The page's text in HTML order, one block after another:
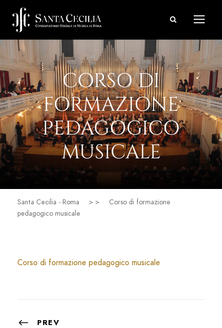
CORSO DI
FORMAZIONE
PEDAGOGICO
MUSICALE
Santa Cecilia - Roma > >
Corso di formazione
pedagogico musicale
Corso di formazione pedagogico musicale
PREV